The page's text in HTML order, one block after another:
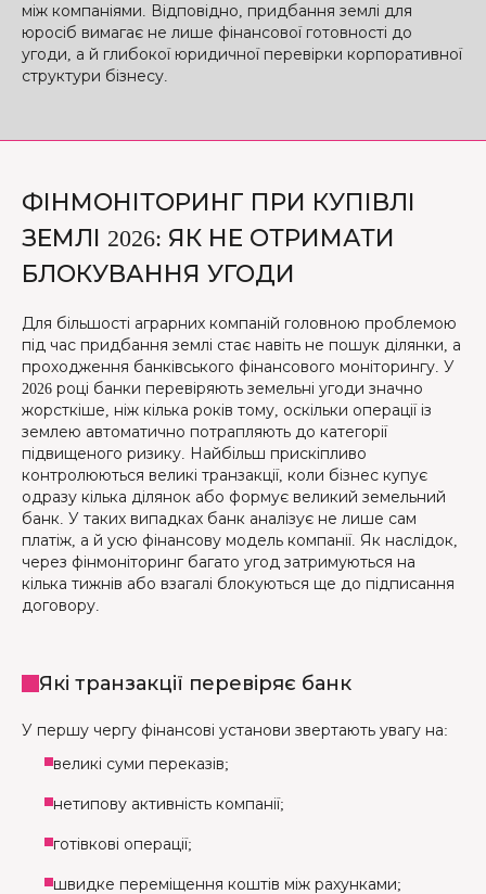
між компаніями. Відповідно, придбання землі для
юросіб вимагає не лише фінансової готовності до
угоди, а й глибокої юридичної перевірки корпоративної
структури бізнесу.
ФІНМОНІТОРИНГ ПРИ КУПІВЛІ
ЗЕМЛІ 2026: ЯК НЕ ОТРИМАТИ
БЛОКУВАННЯ УГОДИ
Для більшості аграрних компаній головною проблемою
під час придбання землі стає навіть не пошук ділянки, а
проходження банківського фінансового моніторингу. У
2026 році банки перевіряють земельні угоди значно
жорсткіше, ніж кілька років тому, оскільки операції із
землею автоматично потрапляють до категорії
підвищеного ризику. Найбільш прискіпливо
контролюються великі транзакції, коли бізнес купує
одразу кілька ділянок або формує великий земельний
банк. У таких випадках банк аналізує не лише сам
платіж, а й усю фінансову модель компанії. Як наслідок,
через фінмоніторинг багато угод затримуються на
кілька тижнів або взагалі блокуються ще до підписання
договору.
Які транзакції перевіряє банк
У першу чергу фінансові установи звертають увагу на:
великі суми переказів;
нетипову активність компанії;
готівкові операції;
швидке переміщення коштів між рахунками;